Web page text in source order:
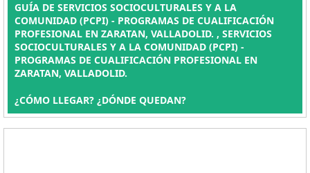
GUÍA DE SERVICIOS SOCIOCULTURALES Y A LA
COMUNIDAD (PCPI) - PROGRAMAS DE CUALIFICACIÓN
PROFESIONAL EN ZARATAN, VALLADOLID. , SERVICIOS
SOCIOCULTURALES Y A LA COMUNIDAD (PCPI) -
PROGRAMAS DE CUALIFICACIÓN PROFESIONAL EN
ZARATAN, VALLADOLID.
¿CÓMO LLEGAR? ¿DÓNDE QUEDAN?